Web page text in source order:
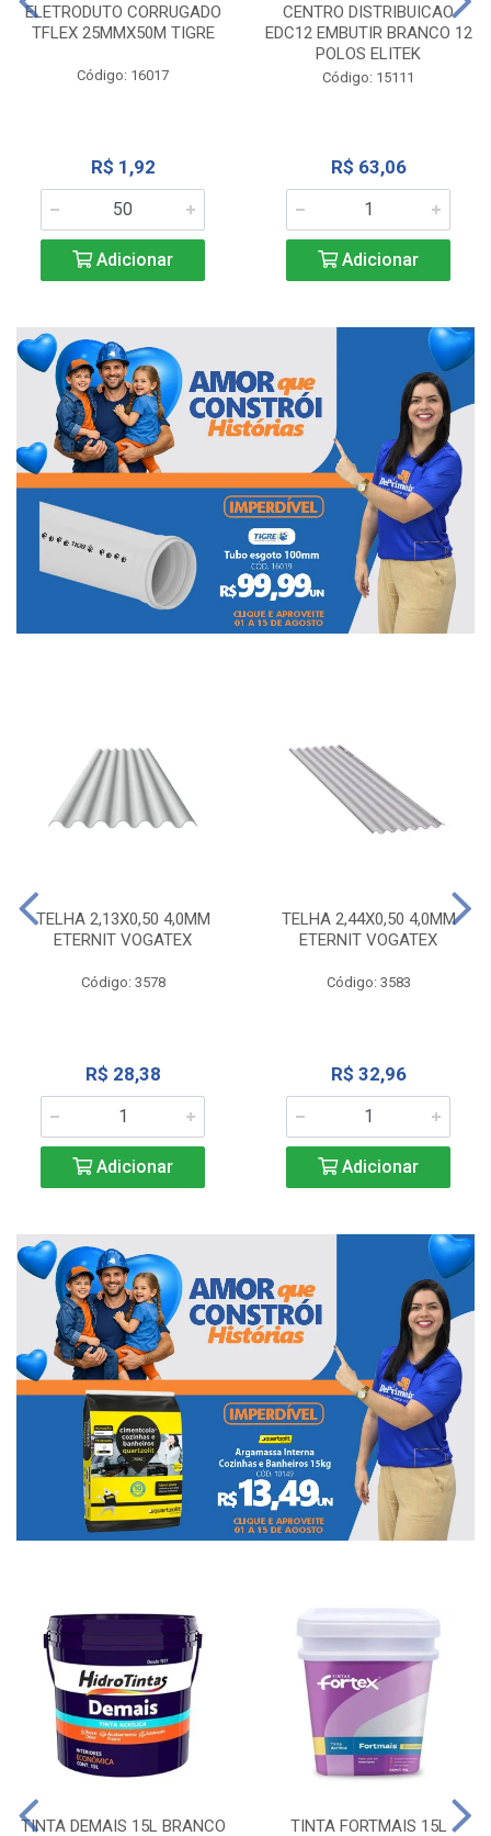
ELETRODUTO CORRUGADO
TFLEX 25MMX50M TIGRE
Código: 16017
R$ 1,92
Adicionar
CENTRO DISTRIBUICAO
EDC12 EMBUTIR BRANCO 12
POLOS ELITEK
Código: 15111
R$ 63,06
Adicionar
TELHA 2,13X0,50 4,0MM
ETERNIT VOGATEX
Código: 3578
R$ 28,38
Adicionar
TELHA 2,44X0,50 4,0MM
ETERNIT VOGATEX
Código: 3583
R$ 32,96
Adicionar
TINTA DEMAIS 15L BRANCO TINTA FORTMAIS 15L